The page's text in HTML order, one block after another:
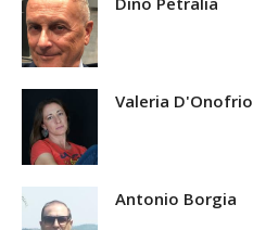
Valeria D'Onofrio
Antonio Borgia